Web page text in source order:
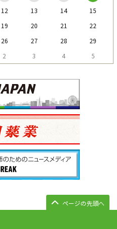
12 13 14
15
19 20 21
22
26 27 28
29
2 3 4 5
ページの先頭へ